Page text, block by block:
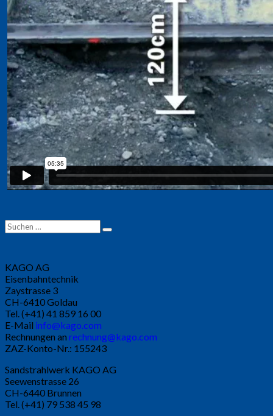
Suchen
nach:
Suchen
KAGO AG
Eisenbahntechnik
Zaystrasse 3
CH-6410 Goldau
Tel. (+41) 41 859 16 00
E-Mail info@kago.com
Rechnungen an rechnung@kago.com
ZAZ-Konto-Nr.: 155243
Sandstrahlwerk KAGO AG
Seewenstrasse 26
CH-6440 Brunnen
Tel. (+41) 79 538 45 98